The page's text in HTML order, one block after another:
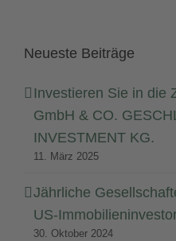
Neueste Beiträge
Investieren Sie in die
GmbH & CO.
INVESTMENT KG.
11. März 2025
Jährliche
US-
30. Oktober 2024